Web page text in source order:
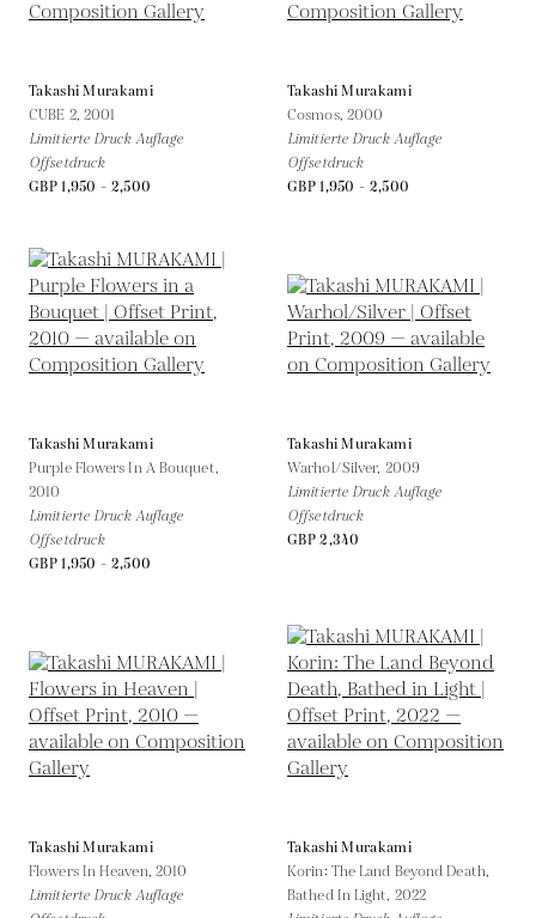
Takashi Murakami
CUBE 2, 2001
Limitierte Druck Auflage
Offsetdruck
GBP 1,950 - 2,500
Takashi Murakami
Cosmos, 2000
Limitierte Druck Auflage
Offsetdruck
GBP 1,950 - 2,500
Takashi Murakami
Purple Flowers In A Bouquet,
2010
Limitierte Druck Auflage
Offsetdruck
GBP 1,950 - 2,500
Takashi Murakami
Warhol/Silver, 2009
Limitierte Druck Auflage
Offsetdruck
GBP 2,340
Takashi Murakami
Flowers In Heaven, 2010
Limitierte Druck Auflage
Takashi Murakami
Korin: The Land Beyond Death,
Bathed In Light, 2022